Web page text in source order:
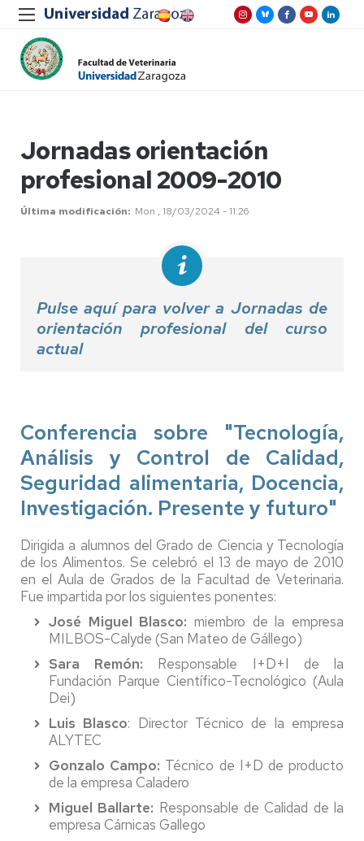
Jornadas orientación
profesional 2009-2010
Última modificación Mon , 18/03/2024 - 11:26
Pulse aquí para volver a Jornadas de
orientación profesional del curso
actual
Conferencia sobre "Tecnología,
Análisis y Control de Calidad,
Seguridad alimentaria, Docencia,
Investigación. Presente y futuro"
Dirigida a alumnos del Grado de Ciencia y Tecnología
de los Alimentos. Se celebró el 13 de mayo de 2010
en el Aula de Grados de la Facultad de Veterinaria.
Fue impartida por los siguientes ponentes:
José Miguel Blasco: miembro de la empresa
MILBOS-Calyde (San Mateo de Gállego)
Sara Remón: Responsable I+D+I de la
Fundación Parque Científico-Tecnológico (Aula
Dei)
Luis Blasco: Director Técnico de la empresa
ALYTEC
Gonzalo Campo: Técnico de I+D de producto
de la empresa Caladero
Miguel Ballarte: Responsable de Calidad de la
empresa Cárnicas Gallego